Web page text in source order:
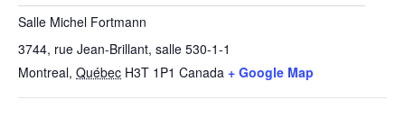
Salle Michel Fortmann
3744, rue Jean-Brillant, salle 530-1-1
Montreal, Québec H3T 1P1 Canada + Google Map